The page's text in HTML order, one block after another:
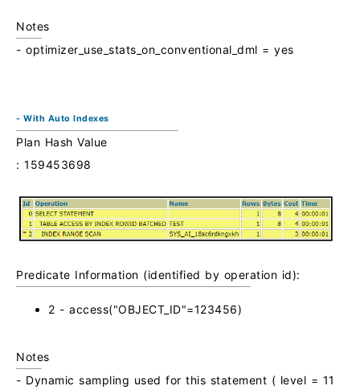
Notes
- optimizer_use_stats_on_conventional_dml = yes
- With Auto Indexes
Plan Hash Value
: 159453698
Predicate Information (identified by operation id):
2 - access("OBJECT_ID"=123456)
Notes
- Dynamic sampling used for this statement ( level = 11